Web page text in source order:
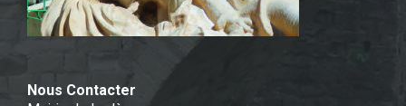
Nous Contacter